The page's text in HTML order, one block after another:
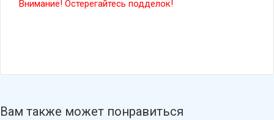
Внимание! Остерегайтесь подделок!
Вам также может понравиться